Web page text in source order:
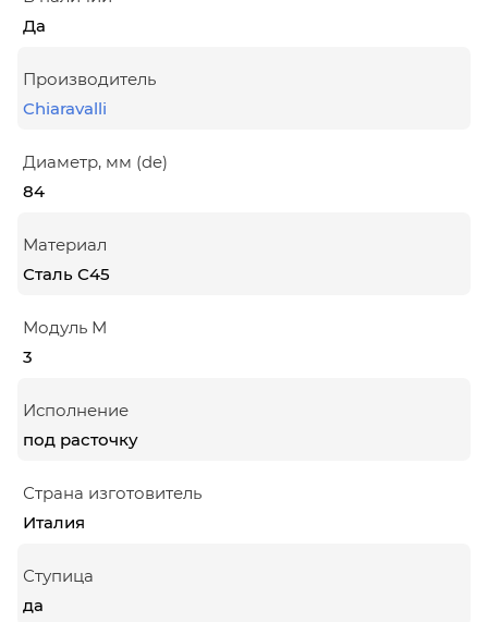
Да
Производитель
Chiaravalli
Диаметр, мм (de)
84
Материал
Сталь С45
Модуль М
3
Исполнение
под расточку
Страна изготовитель
Италия
Ступица
да